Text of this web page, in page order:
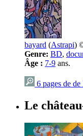
bayard (Astrapi)
Genre: BD,
Âge : 7-9 ans.
6 pages de
Le